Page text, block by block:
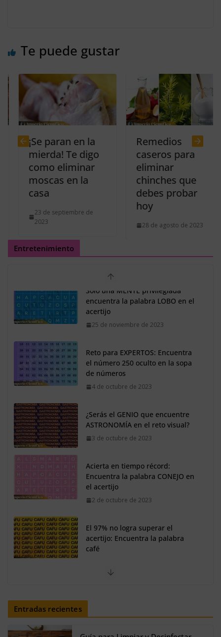
Te puede gustar
¡Se paran en la
mierda! Te digo
como eliminar
moscas en la
casa
23 de septiembre de
2023
Remedios
caseros para
eliminar
chinches que
debes probar
hoy
28 de agosto de 2023
Entretenimiento
Reto para EXPERTOS: Encuentra
el número 250 oculto en la sopa
de números
¿Serás el GENIO que encuentre
ASTRONOMÍA en el reto visual?
3 de octubre de 2023
Acierta en tiempo récord:
Encuentra la palabra CONEJO en
el acertijo
El 97% no logra superar el
acertijo: Encuentra la palabra
café
Así se verían los personajes de
Shrek en estilo fantasía oscura
encuentra la palabra LOBO en el
Entradas recientes